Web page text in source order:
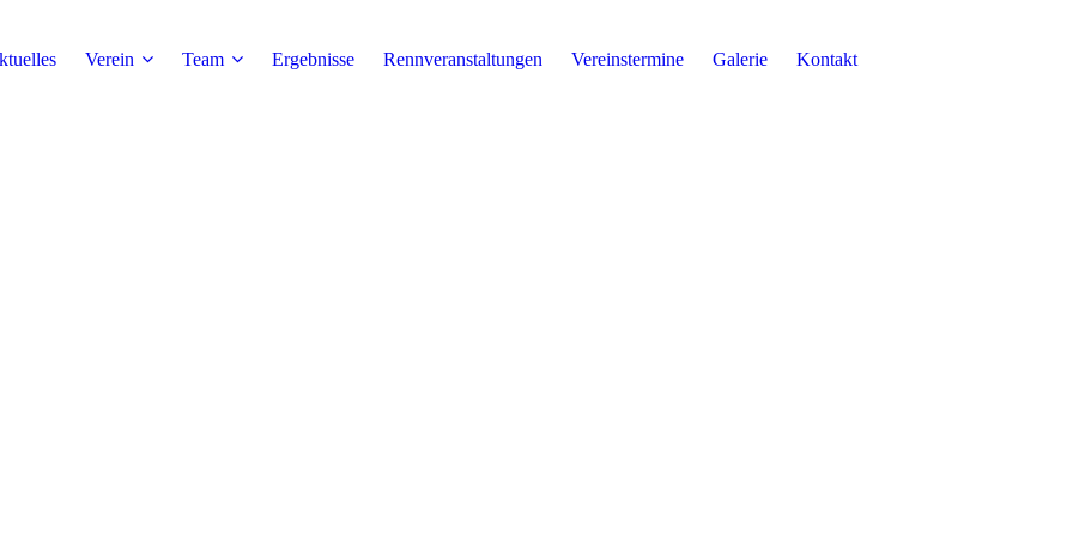
Verein Team Ergebnisse Rennveranstaltungen Vereinstermine Galerie Kontakt